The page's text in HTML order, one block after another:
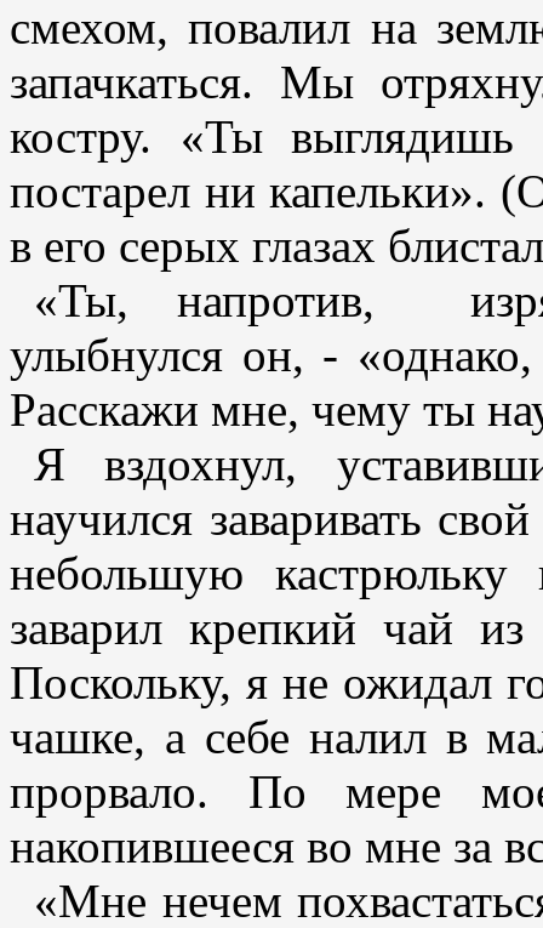
смехом, повалил на
запачкаться. Мы
костру. «Ты
постарел ни капельки».
в его серых глазах
«Ты, напротив,
улыбнулся он, -
Расскажи мне, чему ты
Я вздохнул,
научился заваривать
небольшую
заварил крепкий чай
Поскольку, я не ожидал
чашке, а себе налил в
прорвало. По мере
накопившееся во мне за
«Мне нечем